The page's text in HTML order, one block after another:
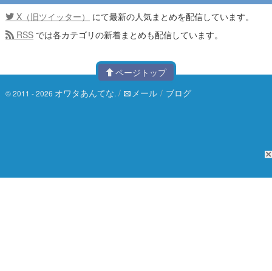
X（旧ツイッター）
にて最新の人気まとめを配信しています。
RSS では各カテゴリの新着まとめも配信しています。
ページトップ
© 2011 - 2026 オワタあんてな. / メール / ブログ